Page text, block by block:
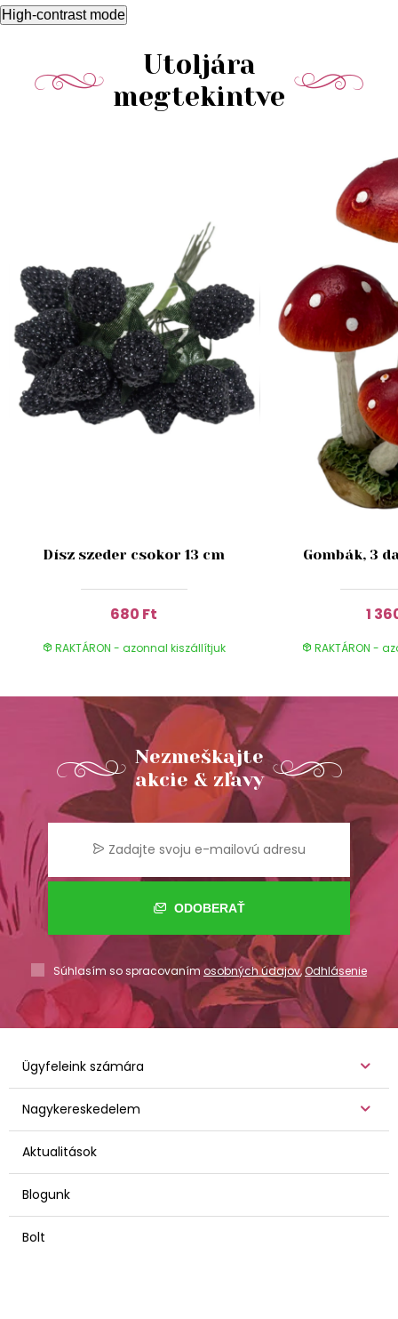
High-contrast mode
Utoljára
megtekintve
Dísz szeder csokor 13 cm
680 Ft
RAKTÁRON - azonnal kiszállítjuk
Gombák, 3
1
RAKTÁRON -
Nezmeškajte
akcie & zľavy
ODOBERAŤ
Súhlasím so spracovaním osobných údajov,Odhlásenie
Ügyfeleink számára
Nagykereskedelem
Aktualitások
Blogunk
Bolt